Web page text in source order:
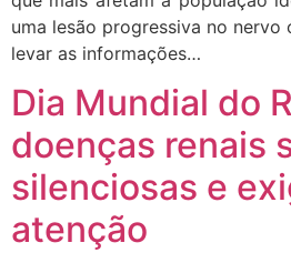
uma lesão progressiva no
levar as informações…
Dia Mundial do
doenças renais
silenciosas e
atenção